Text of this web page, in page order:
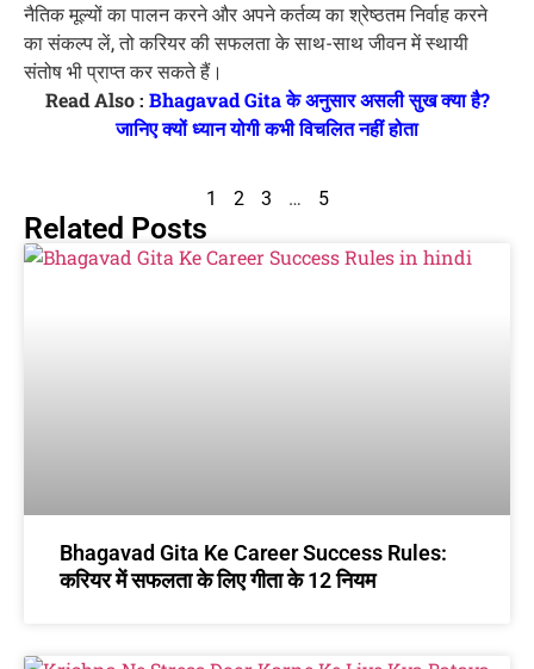
नैतिक मूल्यों का पालन करने और अपने कर्तव्य का श्रेष्ठतम निर्वाह करने
का संकल्प लें, तो करियर की सफलता के साथ-साथ जीवन में स्थायी
संतोष भी प्राप्त कर सकते हैं।
Read Also : Bhagavad Gita के अनुसार असली सुख क्या है?
जानिए क्यों ध्यान योगी कभी विचलित नहीं होता
1 2 3 … 5
Related Posts
Bhagavad Gita Ke Career Success Rules:
करियर में सफलता के लिए गीता के 12 नियम